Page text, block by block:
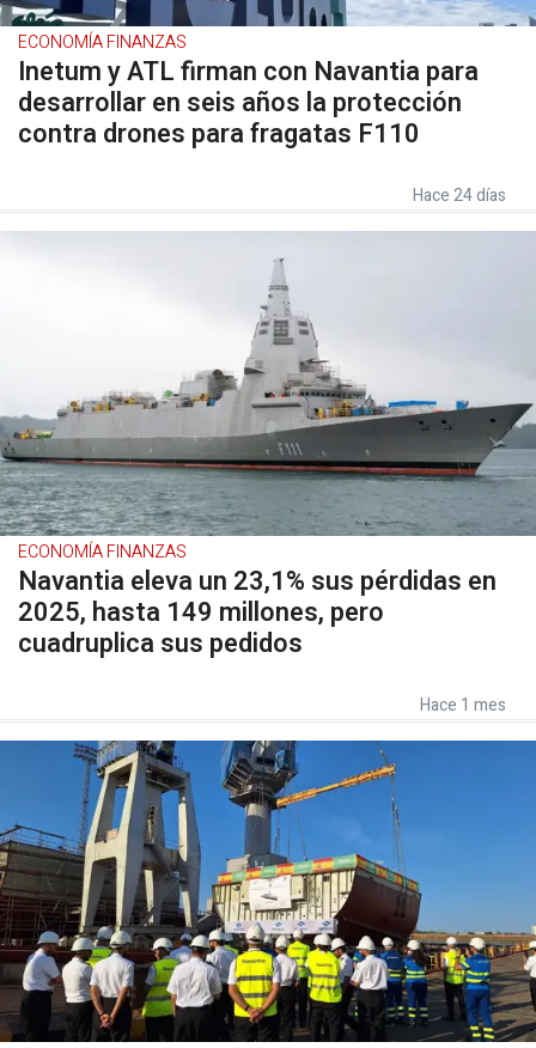
ECONOMÍA FINANZAS
Inetum y ATL firman con Navantia para
desarrollar en seis años la protección
contra drones para fragatas F110
Hace 24 días
ECONOMÍA FINANZAS
Navantia eleva un 23,1% sus pérdidas en
2025, hasta 149 millones, pero
cuadruplica sus pedidos
Hace 1 mes